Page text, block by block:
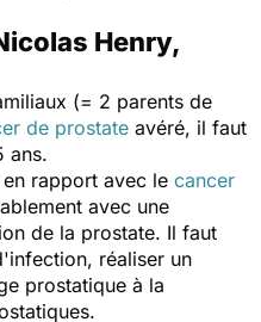
Henry,
(= 2 parents de
de prostate avéré, il faut
ans.
rapport avec le cancer
avec une
de la prostate. Il faut
réaliser un
prostatique à la